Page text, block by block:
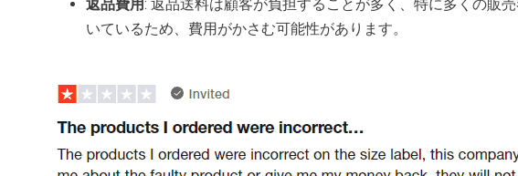
返品費用: 返品送料は顧客が負担することが多く、特に多くの販
いているため、費用がかさむ可能性があります。